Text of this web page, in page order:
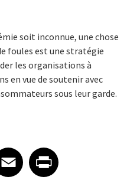
soit inconnue, une chose
foules est une stratégie
les organisations à
en vue de soutenir avec
sous leur garde.
article on Email
EmailShare article on Print